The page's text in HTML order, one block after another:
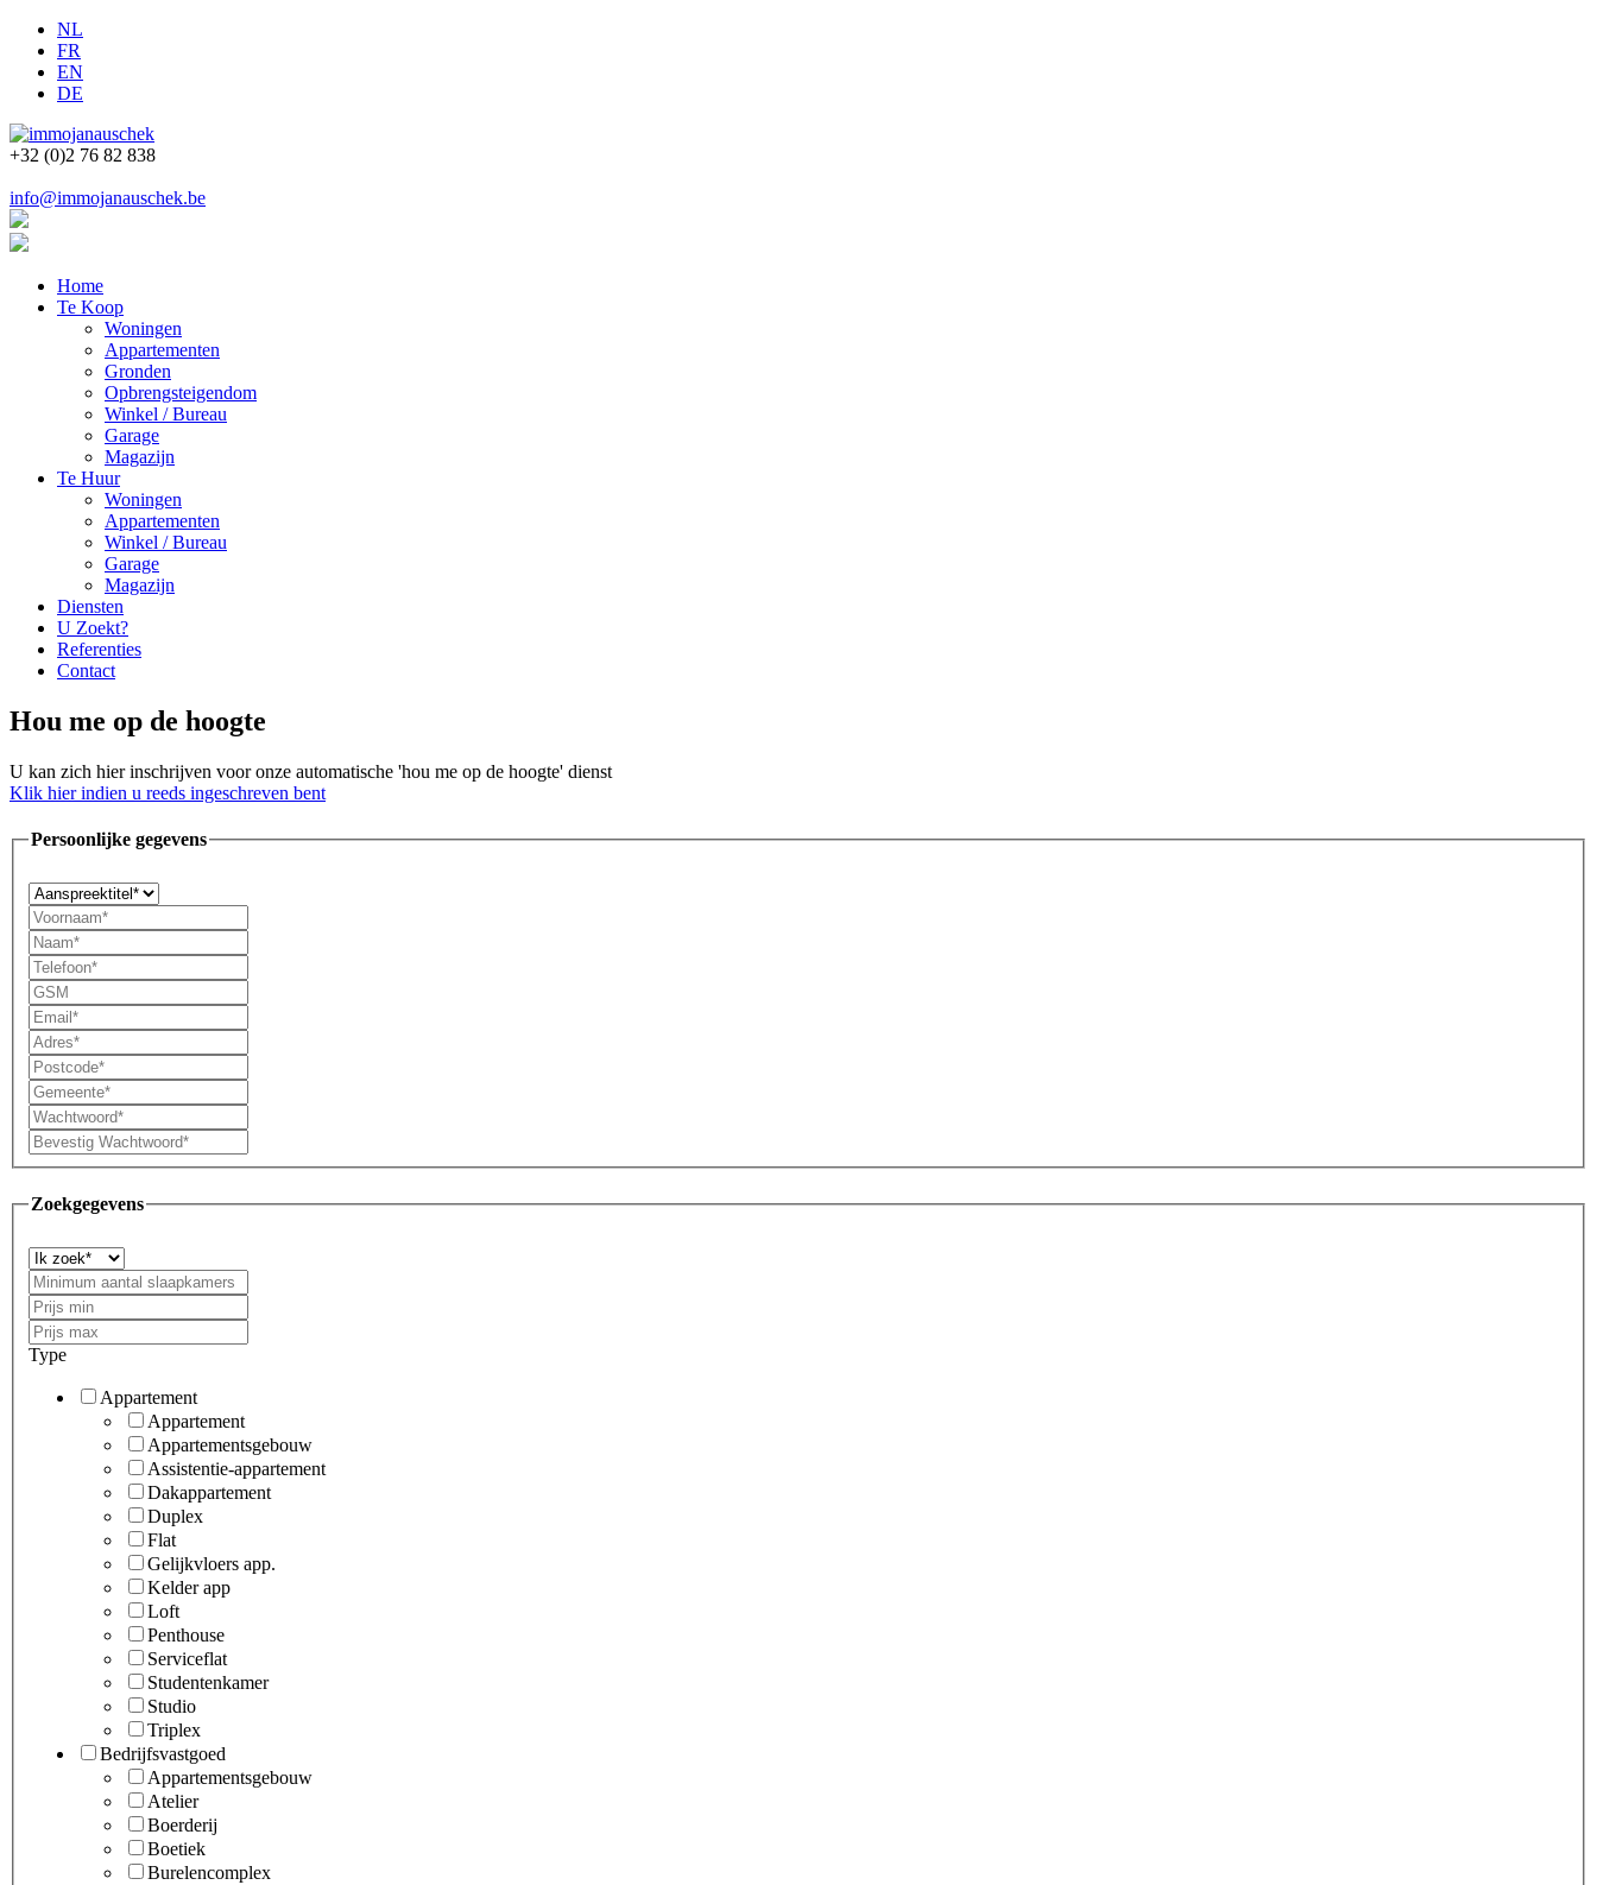
NL
FR
EN
DE
+32 (0)2 76 82 838
info@immojanauschek.be
Home
Te Koop
Woningen
Appartementen
Gronden
Opbrengsteigendom
Winkel / Bureau
Garage
Magazijn
Te Huur
Woningen
Appartementen
Winkel / Bureau
Garage
Magazijn
Diensten
U Zoekt?
Referenties
Contact
Hou me op de hoogte
U kan zich hier inschrijven voor onze automatische 'hou me op de hoogte' dienst
Klik hier indien u reeds ingeschreven bent
Persoonlijke gegevens
Zoekgegevens
Type
Appartement
Appartement
Appartementsgebouw
Assistentie-appartement
Dakappartement
Duplex
Flat
Gelijkvloers app.
Kelder app
Loft
Penthouse
Serviceflat
Studentenkamer
Studio
Triplex
Bedrijfsvastgoed
Appartementsgebouw
Atelier
Boerderij
Boetiek
Burelencomplex